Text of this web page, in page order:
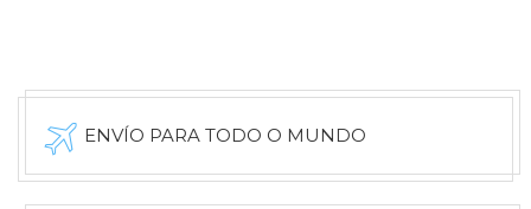
ENVÍO PARA TODO O MUNDO